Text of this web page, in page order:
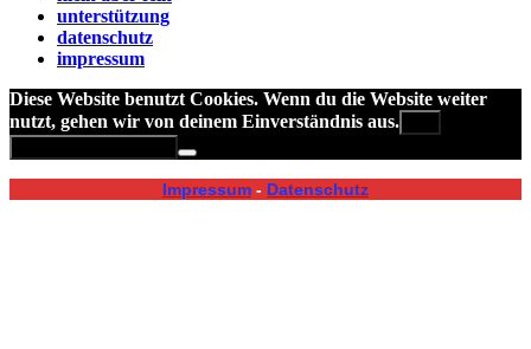
unterstützung
datenschutz
impressum
Diese Website benutzt Cookies. Wenn du die Website weiter
nutzt, gehen wir von deinem Einverständnis aus.
Impressum - Datenschutz